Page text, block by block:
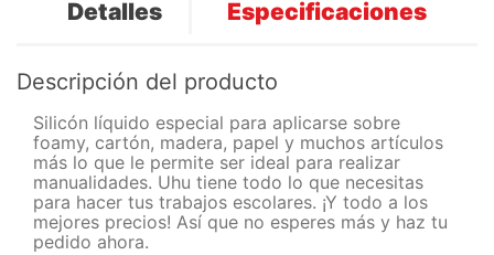
Detalles Especificaciones
Descripción del producto
Silicón líquido especial para aplicarse sobre
foamy, cartón, madera, papel y muchos artículos
más lo que le permite ser ideal para realizar
manualidades. Uhu tiene todo lo que necesitas
para hacer tus trabajos escolares. ¡Y todo a los
mejores precios! Así que no esperes más y haz tu
pedido ahora.